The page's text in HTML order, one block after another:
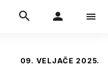
09. VELJAČE 2025.